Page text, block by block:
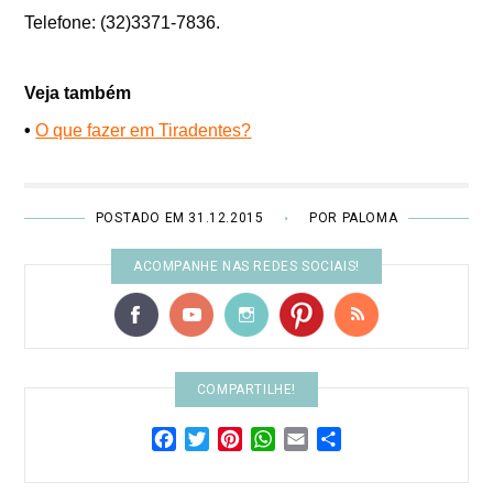
Telefone: (32)3371-7836.
Veja também
•O que fazer em Tiradentes?
POSTADO EM 31.12.2015 • POR PALOMA
ACOMPANHE NAS REDES SOCIAIS!
COMPARTILHE!
FacebookTwitterPinterestWhatsApp
Email